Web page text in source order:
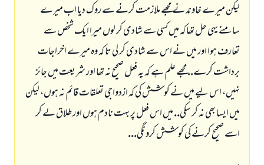
ليكن ميرے خاوند نے مجھے ملازمت كرنے سے روك ديا اب ميرے
سامنے يہى حل تھا كہ ميں كسى سے شادى كر لوں ميرا ايك شخص سے
تعارف ہوا اور ميں نے اس سے شادى كر لى تا كہ وہ ميرے اخراجات
برداشت كرے.. مجھے علم ہے كہ يہ فعل صحيح نہ تھا اور شريعت ميں جائز
نہيں، اس ليے ميں نے كوشش كى كہ ازدواجى تعلقات قائم نہ ہوں، ليكن
ميں ايسا بھى نہ كر سكى.. ميں اس فعل پر بہت نادم ہوں اور طلاق لے كر
اسے صحيح كرنے كى كوشش كرونگى...